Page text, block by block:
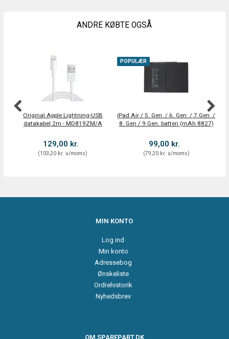
ANDRE KØBTE OGSÅ
Original Apple Lightning-USB
datakabel 2m - MD819ZM/A
129,00 kr.
(103,20 kr. u/moms)
POPULÆR
iPad Air / 5. Gen. / 6. Gen. / 7.Gen. /
8. Gen / 9.Gen. batteri (mAh 8827)
99,00 kr.
(79,20 kr. u/moms)
MIN KONTO
Log ind
Min konto
Adressebog
Ønskeliste
Ordrehistorik
Nyhedsbrev
OM SPAREPART.DK